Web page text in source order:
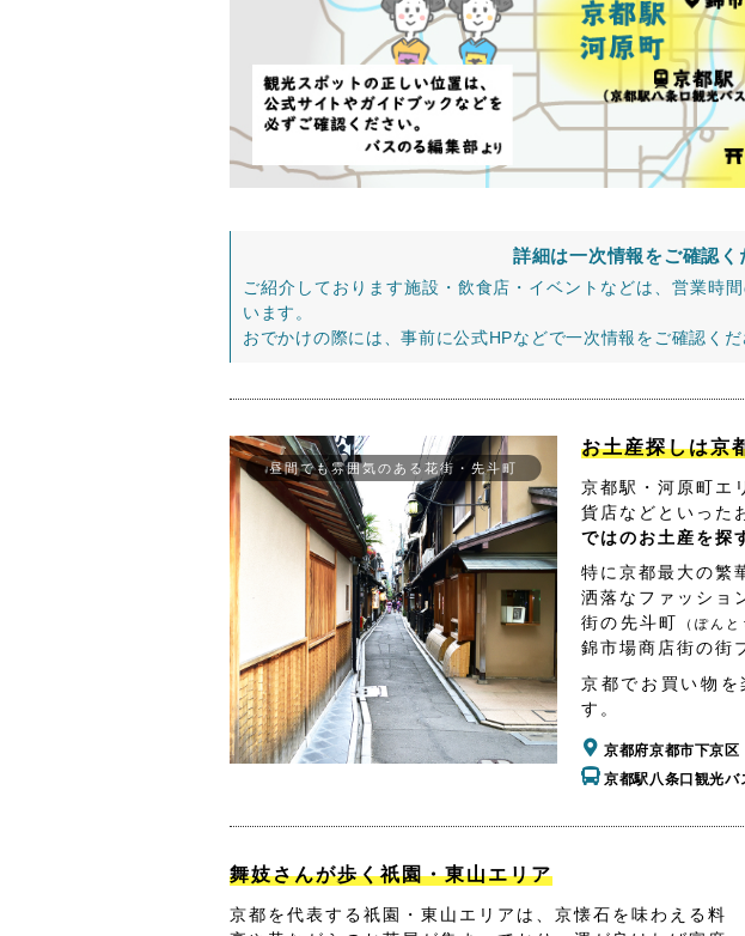
詳細は一次情報をご確認く
ご紹介しております施設・飲食店・イベントなどは、営業時
います。
おでかけの際には、事前に公式HPなどで一次情報をご確認くだ
昼間でも雰囲気のある花街・先斗町
お土産探しは京
京都駅・河原町エ
貨店などといった
ではのお土産を探
特に京都最大の繁
洒落なファッショ
街の先斗町
（ぽん
錦市場商店街の街
京都でお買い物
す。
京都府京都市下京区
京都駅八条口観光バ
舞妓さんが歩く祇園・東山エリア
京都を代表する祇園・東山エリアは、京懐石を味わえる料